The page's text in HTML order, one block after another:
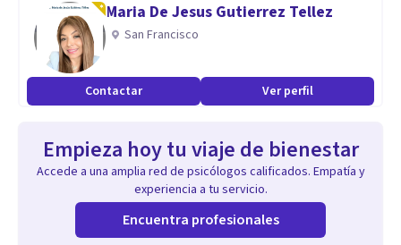
Maria De Jesus Gutierrez Tellez
San Francisco
Contactar Ver perfil
Empieza hoy tu viaje de bienestar
Accede a una amplia red de psicólogos calificados. Empatía y
experiencia a tu servicio.
Encuentra profesionales